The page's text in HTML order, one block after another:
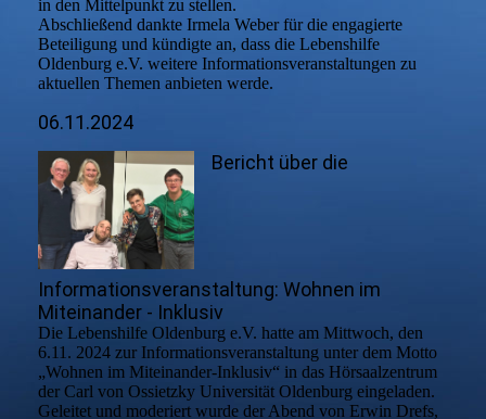
in den Mittelpunkt zu stellen.
Abschließend dankte Irmela Weber für die engagierte
Beteiligung und kündigte an, dass die Lebenshilfe
Oldenburg e.V. weitere Informationsveranstaltungen zu
aktuellen Themen anbieten werde.
06.11.2024
Bericht über die
Informationsveranstaltung: Wohnen im
Miteinander - Inklusiv
Die Lebenshilfe Oldenburg e.V. hatte am Mittwoch, den
6.11. 2024 zur Informationsveranstaltung unter dem Motto
„Wohnen im Miteinander-Inklusiv“ in das Hörsaalzentrum
der Carl von Ossietzky Universität Oldenburg eingeladen.
Geleitet und moderiert wurde der Abend von Erwin Drefs,